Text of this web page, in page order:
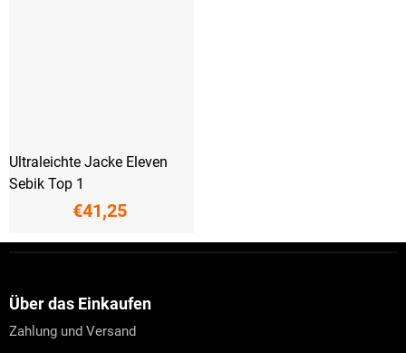
Ultraleichte Jacke Eleven
Sebik Top 1
€41,25
Über das Einkaufen
Zahlung und Versand